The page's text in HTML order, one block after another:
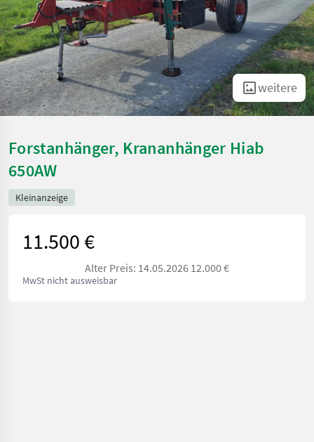
weitere
Forstanhänger, Krananhänger Hiab
650AW
Kleinanzeige
11.500 €
Alter Preis: 14.05.2026 12.000 €
MwSt nicht ausweisbar